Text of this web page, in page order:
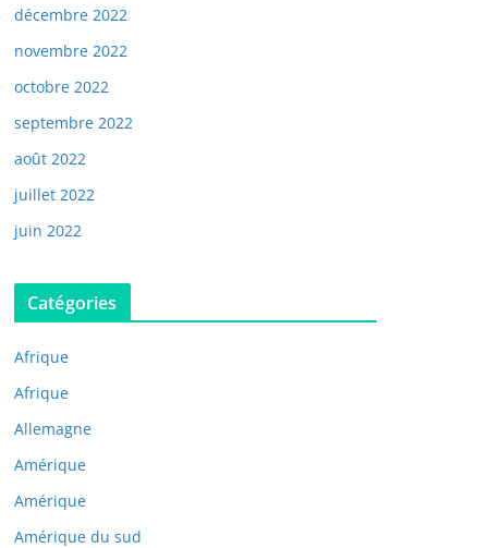
décembre 2022
novembre 2022
octobre 2022
septembre 2022
août 2022
juillet 2022
juin 2022
Catégories
Afrique
Afrique
Allemagne
Amérique
Amérique
Amérique du sud